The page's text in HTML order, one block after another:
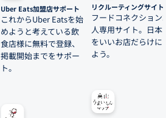
Uber Eats加盟店サポート
これからUber Eatsを始
めようと考えている飲
食店様に無料で登録、
掲載開始までをサポー
ト。
リクルーティングサイト
フードコネクション
人専用サイト。日本
をいいお店だらけに
よう。